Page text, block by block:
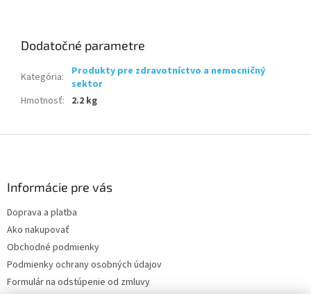
Dodatočné parametre
Kategória:
Produkty pre zdravotníctvo a nemocničný
sektor
Hmotnosť: 2.2 kg
Informácie pre vás
Doprava a platba
Ako nakupovať
Obchodné podmienky
Podmienky ochrany osobných údajov
Formulár na odstúpenie od zmluvy